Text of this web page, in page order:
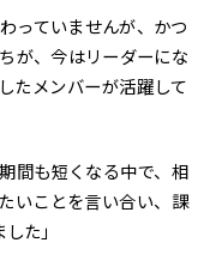
っていませんが、かつ
が、今はリーダーにな
たメンバーが活躍して
間も短くなる中で、相
いことを言い合い、課
た」